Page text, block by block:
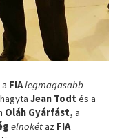
a FIAlegmagasabb
Jean Todt és a
Oláh Gyárfást, a
elnökétaz FIA